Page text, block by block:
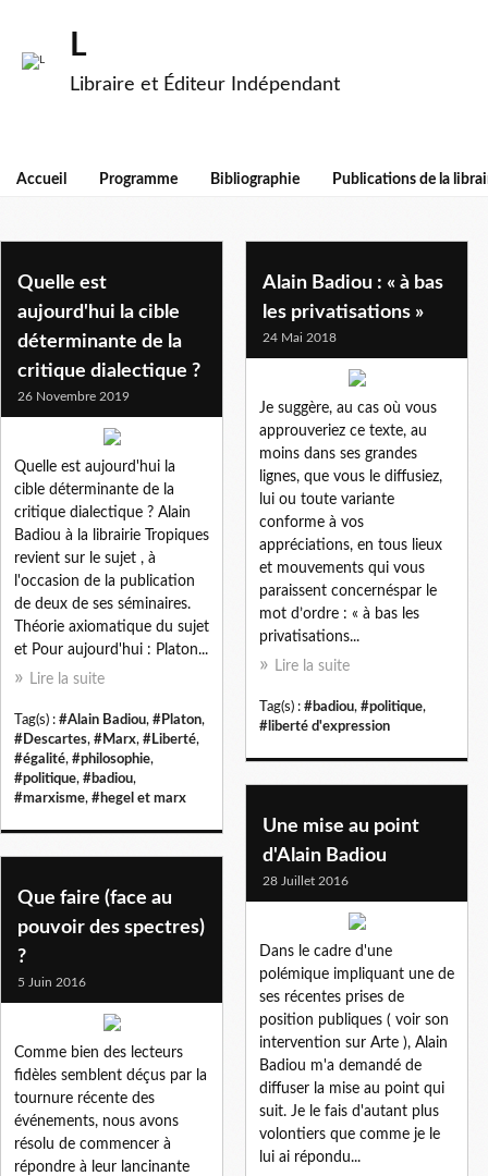
L
Libraire et Éditeur Indépendant
Accueil Programme Bibliographie Publications de la
badiou
Quelle est
aujourd'hui la cible
déterminante de la
critique dialectique ?
26 Novembre 2019
Quelle est aujourd'hui la
cible déterminante de la
critique dialectique ? Alain
Badiou à la librairie Tropiques
revient sur le sujet , à
l'occasion de la publication
de deux de ses séminaires.
Théorie axiomatique du sujet
et Pour aujourd'hui : Platon...
Lire la suite
Tag(s) : #Alain Badiou, #Platon,
#Descartes, #Marx, #Liberté,
#égalité, #philosophie,
#politique, #badiou,
#marxisme, #hegel et marx
Alain Badiou : « à bas
les privatisations »
24 Mai 2018
Je suggère, au cas où vous
approuveriez ce texte, au
moins dans ses grandes
lignes, que vous le diffusiez,
lui ou toute variante
conforme à vos
appréciations, en tous lieux
et mouvements qui vous
paraissent concernéspar le
mot d’ordre : « à bas les
privatisations...
Lire la suite
Tag(s) : #badiou, #politique,
#liberté d'expression
Une mise au point
d'Alain Badiou
28 Juillet 2016
Dans le cadre d'une
polémique impliquant une de
ses récentes prises de
position publiques ( voir son
intervention sur Arte ), Alain
Badiou m'a demandé de
diffuser la mise au point qui
suit. Je le fais d'autant plus
volontiers que comme je le
lui ai répondu...
Que faire (face au
pouvoir des spectres)
?
5 Juin 2016
Comme bien des lecteurs
fidèles semblent déçus par la
tournure récente des
événements, nous avons
résolu de commencer à
répondre à leur lancinante